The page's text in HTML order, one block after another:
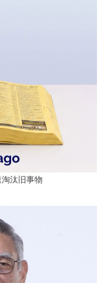
汰旧事物